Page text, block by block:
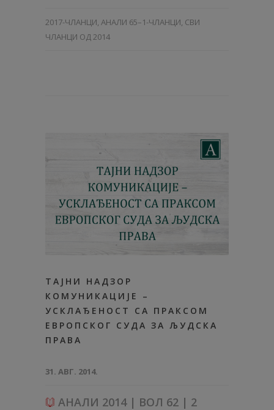
2017-ЧЛАНЦИ, АНАЛИ 65–1-ЧЛАНЦИ, СВИ
ЧЛАНЦИ ОД 2014
ТАЈНИ НАДЗОР
КОМУНИКАЦИЈЕ –
УСКЛАЂЕНОСТ СА ПРАКСОМ
ЕВРОПСКОГ СУДА ЗА ЉУДСКА
ПРАВА
31. АВГ. 2014.
АНАЛИ 2014 | ВОЛ 62 | 2